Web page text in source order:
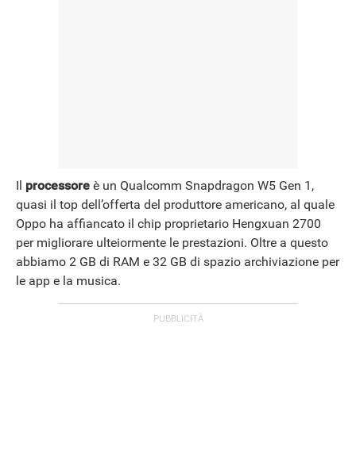
Il processore è un Qualcomm Snapdragon W5 Gen 1,
quasi il top dell’offerta del produttore americano, al quale
Oppo ha affiancato il chip proprietario Hengxuan 2700
per migliorare ulteiormente le prestazioni. Oltre a questo
abbiamo 2 GB di RAM e 32 GB di spazio archiviazione per
le app e la musica.